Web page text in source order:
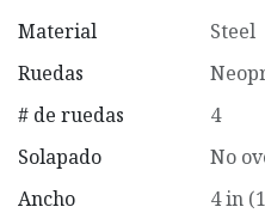
Material
Steel
Ruedas
# de ruedas
4
Solapado
No
Ancho
4 in